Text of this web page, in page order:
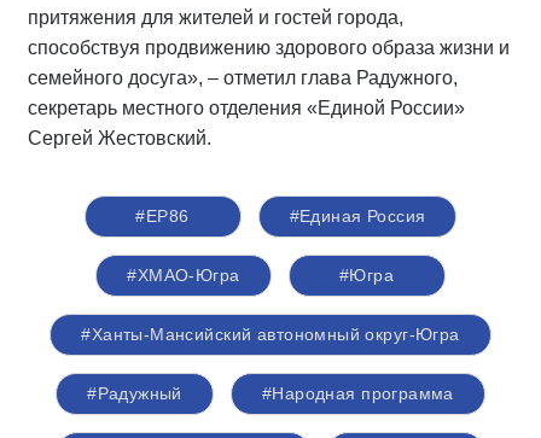
притяжения для жителей и гостей города,
способствуя продвижению здорового образа жизни и
семейного досуга», – отметил глава Радужного,
секретарь местного отделения «Единой России»
Сергей Жестовский.
#ЕР86 #Единая Россия
#ХМАО-Югра #Югра
#Ханты-Мансийский автономный округ-Югра
#Радужный #Народная программа